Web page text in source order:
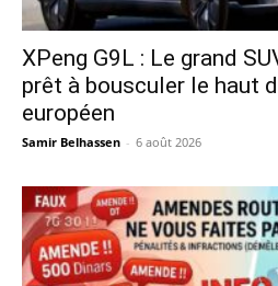
XPeng G9L : Le grand
prêt à bousculer le haut
européen
Samir Belhassen - 6 août 2026